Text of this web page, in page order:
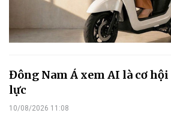
Đông Nam Á xem AI là cơ
lực
10/08/2026 11:08